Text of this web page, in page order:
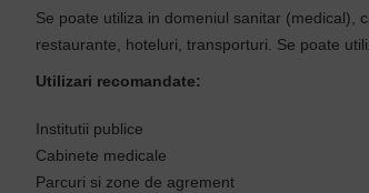
Se poate utiliza in domeniul sanitar (medical),
restaurante, hoteluri, transporturi. Se poate
Utilizari recomandate:
Institutii publice
Cabinete medicale
Parcuri si zone de agrement